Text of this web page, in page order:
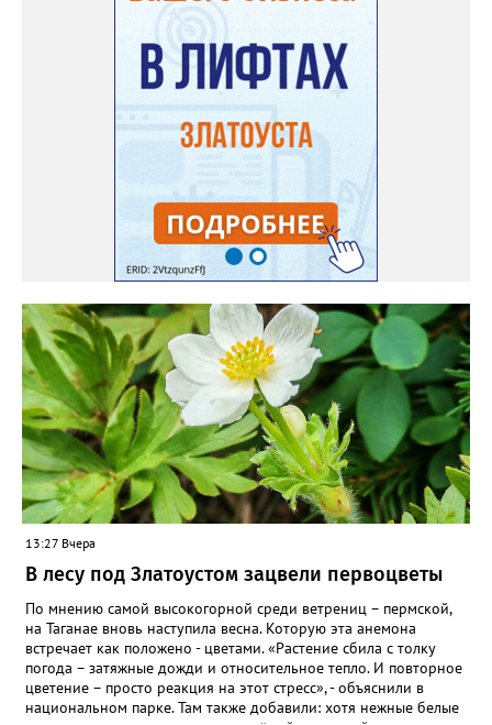
Только она хорошо зимует без укрытия. Всхожесть оказалась
на удивление хорошей: из пяти семян из каждой пачки четыре
взошли даже без стратификации. После покупки (по весне)
садовод советует сразу убрать семена в холодильник на два
месяца, а место посадки - мульчировать мелкой корой. Семена
самосевом в ней отлично прорастают. Если иногда срезать
сухие цветы и стряхивать семена вокруг куртины, лаванда
весной прорастет сама. Ещё один секрет – этот символ
Прованса не любит «вкусную» почву. Добавляйте в посадочную
яму гравий и песок – требуется хороший дренаж. В первый год
Екатерина рекомендует цветы убирать, чтобы силы куста
пошли на наращивание корневой системы. А со второго года
пусть лаванда цветёт во всю силу! Фото: Екатерина Бойко,
специально для «Златоуст.инфо». Обсуждение новости здесь
ВКОНТАКТЕ https://vk.com/newszlatoust74
13:27 Вчера
В лесу под Златоустом зацвели первоцветы
По мнению самой высокогорной среди ветрениц – пермской,
на Таганае вновь наступила весна. Которую эта анемона
встречает как положено - цветами. «Растение сбила с толку
погода – затяжные дожди и относительное тепло. И повторное
цветение – просто реакция на этот стресс», - объяснили в
национальном парке. Там также добавили: хотя нежные белые